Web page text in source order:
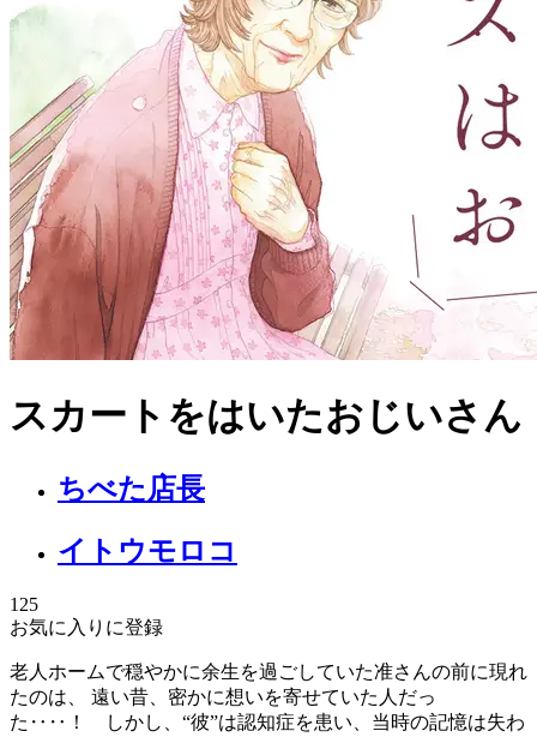
スカートをはいたおじいさん
ちべた店長
イトウモロコ
125
お気に入りに登録
老人ホームで穏やかに余生を過ごしていた准さんの前に現れ
たのは、 遠い昔、密かに想いを寄せていた人だっ
た‥‥！ しかし、“彼”は認知症を患い、当時の記憶は失わ